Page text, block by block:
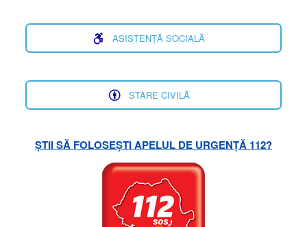
ASISTENȚĂ SOCIALĂ
STARE CIVILĂ
ȘTII SĂ FOLOSEȘTI APELUL DE URGENȚĂ 112?